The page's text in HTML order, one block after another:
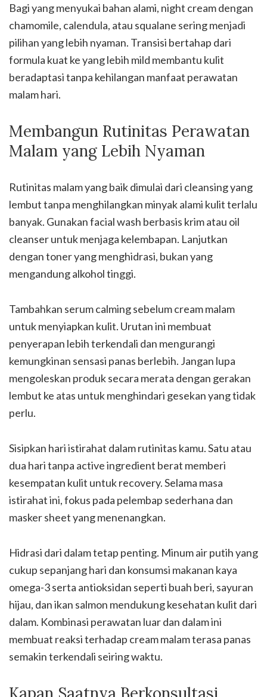
Bagi yang menyukai bahan alami, night cream dengan
chamomile, calendula, atau squalane sering menjadi
pilihan yang lebih nyaman. Transisi bertahap dari
formula kuat ke yang lebih mild membantu kulit
beradaptasi tanpa kehilangan manfaat perawatan
malam hari.
Membangun Rutinitas Perawatan
Malam yang Lebih Nyaman
Rutinitas malam yang baik dimulai dari cleansing yang
lembut tanpa menghilangkan minyak alami kulit terlalu
banyak. Gunakan facial wash berbasis krim atau oil
cleanser untuk menjaga kelembapan. Lanjutkan
dengan toner yang menghidrasi, bukan yang
mengandung alkohol tinggi.
Tambahkan serum calming sebelum cream malam
untuk menyiapkan kulit. Urutan ini membuat
penyerapan lebih terkendali dan mengurangi
kemungkinan sensasi panas berlebih. Jangan lupa
mengoleskan produk secara merata dengan gerakan
lembut ke atas untuk menghindari gesekan yang tidak
perlu.
Sisipkan hari istirahat dalam rutinitas kamu. Satu atau
dua hari tanpa active ingredient berat memberi
kesempatan kulit untuk recovery. Selama masa
istirahat ini, fokus pada pelembap sederhana dan
masker sheet yang menenangkan.
Hidrasi dari dalam tetap penting. Minum air putih yang
cukup sepanjang hari dan konsumsi makanan kaya
omega-3 serta antioksidan seperti buah beri, sayuran
hijau, dan ikan salmon mendukung kesehatan kulit dari
dalam. Kombinasi perawatan luar dan dalam ini
membuat reaksi terhadap cream malam terasa panas
semakin terkendali seiring waktu.